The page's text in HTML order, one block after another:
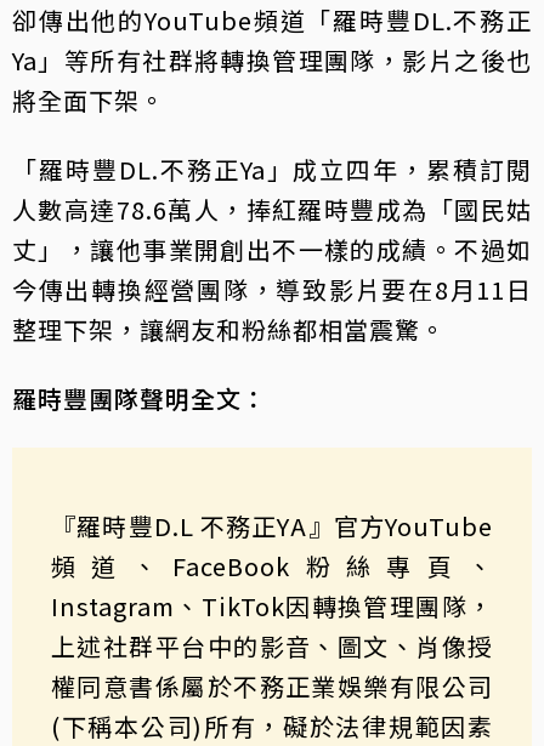
卻傳出他的YouTube頻道「羅時豐DL.不務正
Ya」等所有社群將轉換管理團隊，影片之後也
將全面下架。
「羅時豐DL.不務正Ya」成立四年，累積訂閱
人數高達78.6萬人，捧紅羅時豐成為「國民姑
丈」，讓他事業開創出不一樣的成績。不過如
今傳出轉換經營團隊，導致影片要在8月11日
整理下架，讓網友和粉絲都相當震驚。
羅時豐團隊聲明全文：
『羅時豐D.L 不務正YA』官方YouTube
頻道、FaceBook粉絲專頁、
Instagram、TikTok因轉換管理團隊，
上述社群平台中的影音、圖文、肖像授
權同意書係屬於不務正業娛樂有限公司
(下稱本公司)所有，礙於法律規範因素